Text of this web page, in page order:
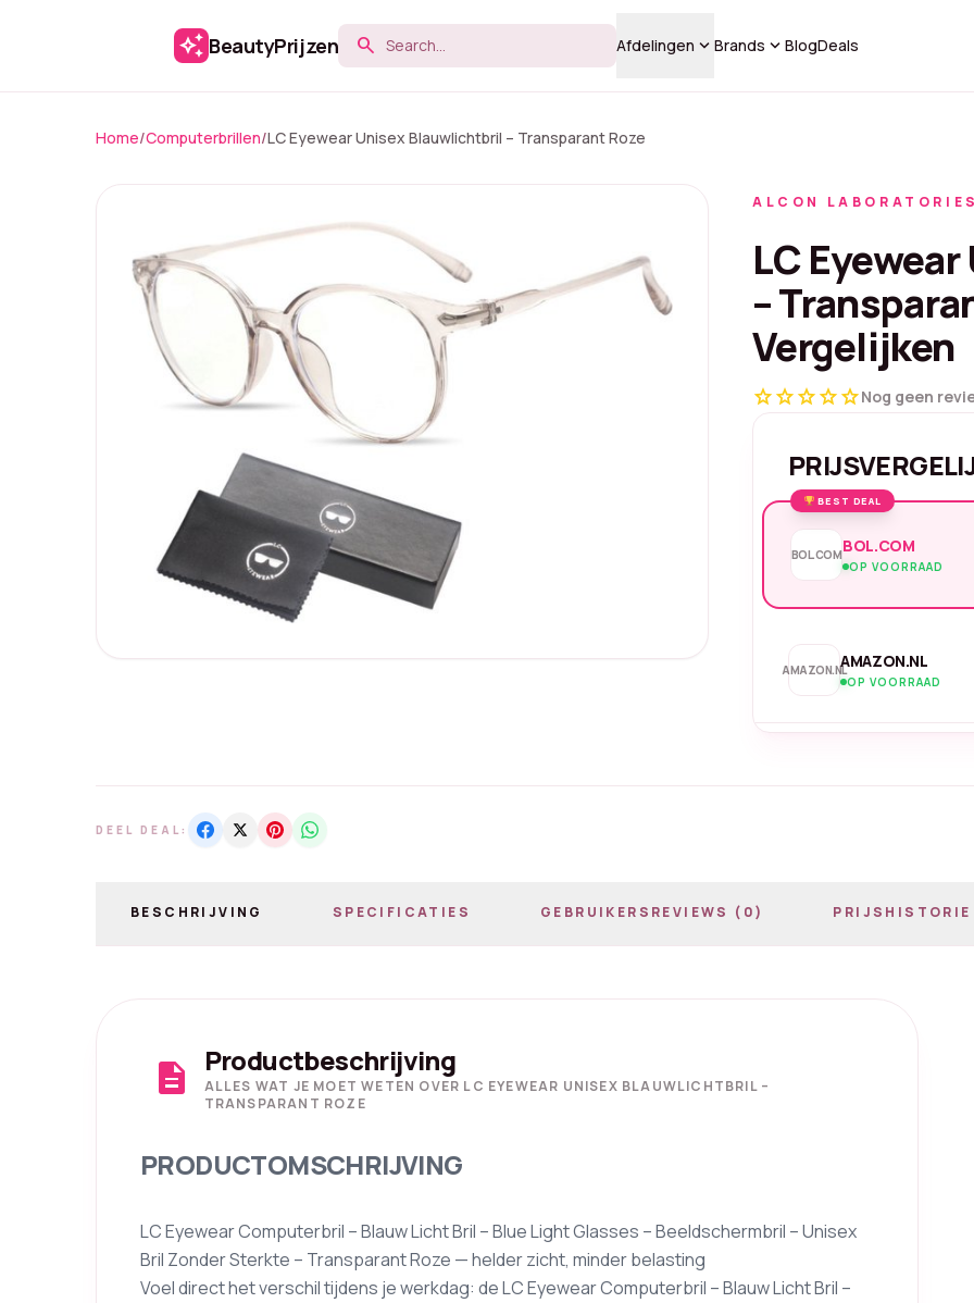
auto_awesome BeautyPrijzen search Afdelingen keyboard_arrow_downBrands keyboard_arrow_downBlogDeals
Home/Computerbrillen/LC Eyewear Unisex Blauwlichtbril – Transparant Roze
ALCON
LC
–
Vergelijken
starstarstarstarstarNog geen
BEST DEAL
BOL.COMBOL.COM
OP VOORRAAD
AMAZON.NLAMAZON.NL
OP VOORRAAD
DEEL DEAL:
BESCHRIJVING SPECIFICATIES GEBRUIKERSREVIEWS (0) PRIJSHISTORIE
description Productbeschrijving
ALLES WAT JE MOET WETEN OVER LC EYEWEAR UNISEX BLAUWLICHTBRIL –
TRANSPARANT ROZE
PRODUCTOMSCHRIJVING
LC Eyewear Computerbril – Blauw Licht Bril – Blue Light Glasses – Beeldschermbril – Unisex
Bril Zonder Sterkte – Transparant Roze — helder zicht, minder belasting
Voel direct het verschil tijdens je werkdag: de LC Eyewear Computerbril – Blauw Licht Bril –